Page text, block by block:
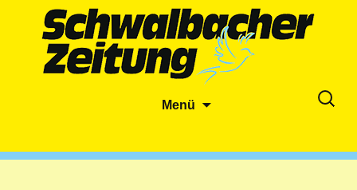
Menü
Suche